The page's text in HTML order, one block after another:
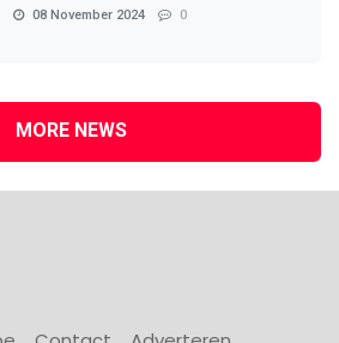
08 November 2024 0
MORE NEWS